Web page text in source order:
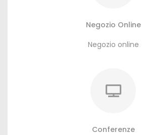
Negozio Online
Negozio online
Conferenze